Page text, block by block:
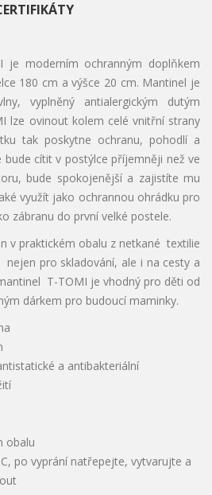
je moderním ochranným doplňkem
180 cm a výšce 20 cm. Mantinel je
vyplněný antialergickým dutým
lze ovinout kolem celé vnitřní strany
tak poskytne ochranu, pohodlí a
bude cítit v postýlce příjemněji než ve
bude spokojenější a zajistíte mu
využít jako ochrannou ohrádku pro
zábranu do první velké postele.
v praktickém obalu z netkané textilie
pro skladování, ale i na cesty a
T-TOMI je vhodný pro děti od
dárkem pro budoucí maminky.
a antibakteriální
obalu
po vyprání natřepejte, vytvarujte a